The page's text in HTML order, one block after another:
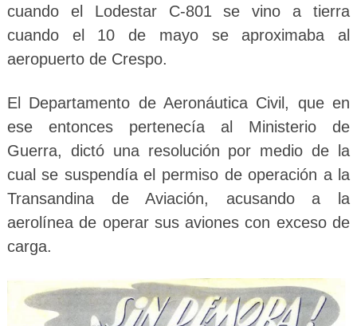
cuando el Lodestar C-801 se vino a tierra
cuando el 10 de mayo se aproximaba al
aeropuerto de Crespo.
El Departamento de Aeronáutica Civil, que en
ese entonces pertenecía al Ministerio de
Guerra, dictó una resolución por medio de la
cual se suspendía el permiso de operación a la
Transandina de Aviación, acusando a la
aerolínea de operar sus aviones con exceso de
carga.